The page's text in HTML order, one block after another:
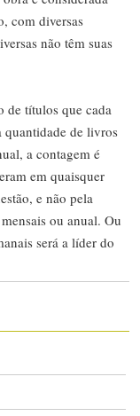
com diversas
não têm suas
de títulos que cada
quantidade de livros
a contagem é
em quaisquer
e não pela
ou anual. Ou
será a líder do